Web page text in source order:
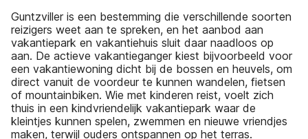
Guntzviller is een bestemming die verschillende soorten
reizigers weet aan te spreken, en het aanbod aan
vakantiepark en vakantiehuis sluit daar naadloos op
aan. De actieve vakantieganger kiest bijvoorbeeld voor
een vakantiewoning dicht bij de bossen en heuvels, om
direct vanuit de voordeur te kunnen wandelen, fietsen
of mountainbiken. Wie met kinderen reist, voelt zich
thuis in een kindvriendelijk vakantiepark waar de
kleintjes kunnen spelen, zwemmen en nieuwe vriendjes
maken, terwijl ouders ontspannen op het terras.